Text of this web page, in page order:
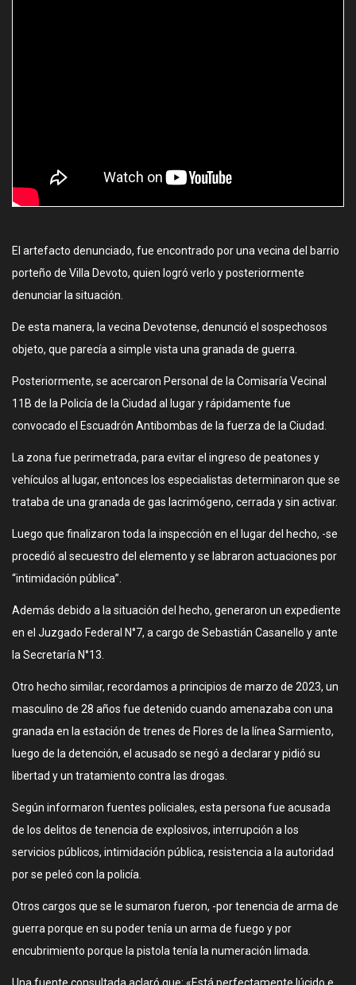
El artefacto denunciado, fue encontrado por una vecina del barrio
porteño de Villa Devoto, quien logró verlo y posteriormente
denunciar la situación.
De esta manera, la vecina Devotense, denunció el sospechosos
objeto, que parecía a simple vista una granada de guerra.
Posteriormente, se acercaron Personal de la Comisaría Vecinal
11B de la Policía de la Ciudad al lugar y rápidamente fue
convocado el Escuadrón Antibombas de la fuerza de la Ciudad.
La zona fue perimetrada, para evitar el ingreso de peatones y
vehículos al lugar, entonces los especialistas determinaron que se
trataba de una granada de gas lacrimógeno, cerrada y sin activar.
Luego que finalizaron toda la inspección en el lugar del hecho, -se
procedió al secuestro del elemento y se labraron actuaciones por
“intimidación pública”.
Además debido a la situación del hecho, generaron un expediente
en el Juzgado Federal N°7, a cargo de Sebastián Casanello y ante
la Secretaría N°13.
Otro hecho similar, recordamos a principios de marzo de 2023, un
masculino de 28 años fue detenido cuando amenazaba con una
granada en la estación de trenes de Flores de la línea Sarmiento,
luego de la detención, el acusado se negó a declarar y pidió su
libertad y un tratamiento contra las drogas.
Según informaron fuentes policiales, esta persona fue acusada
de los delitos de tenencia de explosivos, interrupción a los
servicios públicos, intimidación pública, resistencia a la autoridad
por se peleó con la policía.
Otros cargos que se le sumaron fueron, -por tenencia de arma de
guerra porque en su poder tenía un arma de fuego y por
encubrimiento porque la pistola tenía la numeración limada.